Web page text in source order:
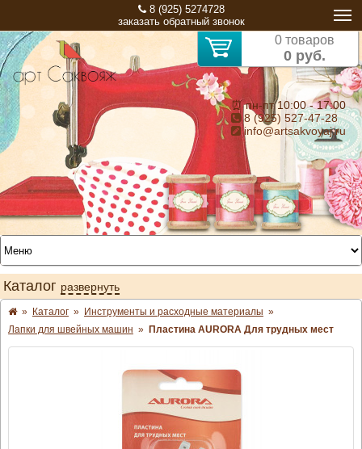
8 (925) 5274728
заказать обратный звонок
0 товаров
0 руб.
⏰ пн-пт 10:00 - 17:00
8 (925) 527-47-28
info@artsakvoyaj.ru
Каталог развернуть
» Каталог » Инструменты и расходные материалы »
Лапки для швейных машин » Пластина AURORA Для трудных мест